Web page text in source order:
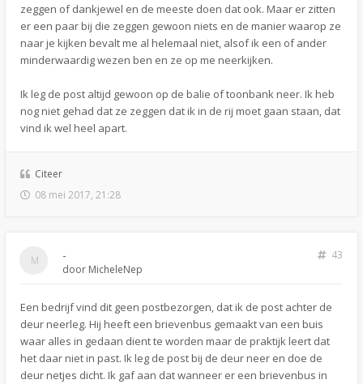
zeggen of dankjewel en de meeste doen dat ook. Maar er zitten
er een paar bij die zeggen gewoon niets en de manier waarop ze
naar je kijken bevalt me al helemaal niet, alsof ik een of ander
minderwaardig wezen ben en ze op me neerkijken.
Ik leg de post altijd gewoon op de balie of toonbank neer. Ik heb
nog niet gehad dat ze zeggen dat ik in de rij moet gaan staan, dat
vind ik wel heel apart.
Citeer
08 mei 2017, 21:28
-
43
door MicheleNep
Een bedrijf vind dit geen postbezorgen, dat ik de post achter de
deur neerleg. Hij heeft een brievenbus gemaakt van een buis
waar alles in gedaan dient te worden maar de praktijk leert dat
het daar niet in past. Ik leg de post bij de deur neer en doe de
deur netjes dicht. Ik gaf aan dat wanneer er een brievenbus in